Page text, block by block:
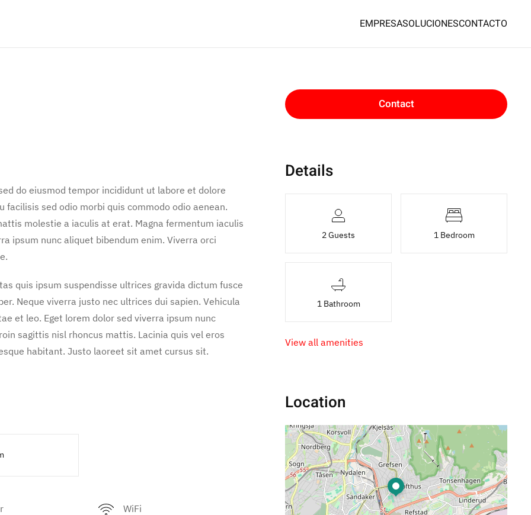
EMPRESASOLUCIONESCONTACTO
do eiusmod tempor incididunt ut labore et dolore
sed odio morbi quis commodo odio aenean.
molestie a iaculis at erat. Magna fermentum iaculis
ipsum nunc aliquet bibendum enim. Viverra orci
quis ipsum suspendisse ultrices gravida dictum fusce
Neque viverra justo nec ultrices dui sapien. Vehicula
et leo. Eget lorem dolor sed viverra ipsum nunc
sagittis nisl rhoncus mattis. Lacinia quis vel eros
habitant. Justo laoreet sit amet cursus sit.
WiFi
Contact
Details
2 Guests 1 Bedroom
1 Bathroom
View all amenities
Location